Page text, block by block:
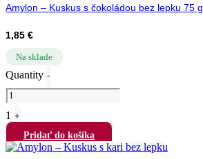
Amylon – Kuskus s čokoládou bez lepku 75 g
1,85 €
Na sklade
Quantity -
1 +
Pridať do košíka